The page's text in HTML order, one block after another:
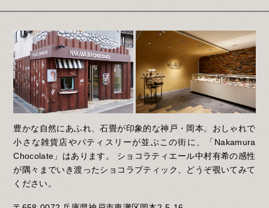
2024.3.5
【岡本本店・営業時間変更のお知らせ】
誠にありがとうございます。
3/12（火）～3/14（木）の期間、 営業時時
間を変更いたします。
営業時間 10：00～18：30
また3/11（月）は臨時営業いたします。
※3/15（金）は定休日振替の為臨時休業い
たします。
皆様のお越しをスタッフ一同、心よりお待ち
2024.2.15
【オンラインショップ ホワイトデーご予約
開始のお知らせ】
日頃よりNakamura Chocolateをご愛顧いた
だき誠にありがとうございます。
受注期間は2月15日（木）～3月5日（火）
豊かな自然にあふれ、石畳が印象的な神戸・岡本。おしゃれで
小さな雑貨店やパティスリーが並ぶこの街に、「Nakamura
Chocolate」はあります。 ショコラティエール中村有希の感性
が隅々までいき渡ったショコラブティック、どうぞ覗いてみて
ください。